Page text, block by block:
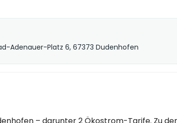
Adenauer-Platz 6, 67373 Dudenhofen